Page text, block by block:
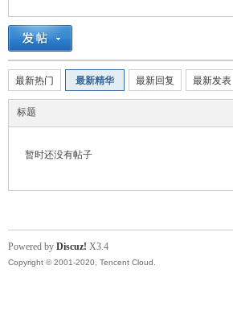
凌
云
›
最新热门 最新精华 最新回复 最新发表
标题
暂时还没有帖子
Powered by Discuz! X3.4
Copyright © 2001-2020, Tencent Cloud.